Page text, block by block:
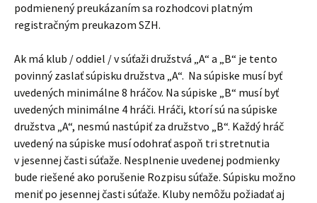
podmienený preukázaním sa rozhodcovi platným
registračným preukazom SZH.
Ak má klub / oddiel / v súťaži družstvá „A“ a „B“ je tento
povinný zaslať súpisku družstva „A“. Na súpiske musí byť
uvedených minimálne 8 hráčov. Na súpiske „B“ musí byť
uvedených minimálne 4 hráči. Hráči, ktorí sú na súpiske
družstva „A“, nesmú nastúpiť za družstvo „B“. Každý hráč
uvedený na súpiske musí odohrať aspoň tri stretnutia
v jesennej časti súťaže. Nesplnenie uvedenej podmienky
bude riešené ako porušenie Rozpisu súťaže. Súpisku možno
meniť po jesennej časti súťaže. Kluby nemôžu požiadať aj